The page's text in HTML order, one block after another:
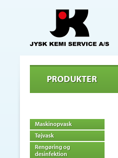
PRODUKTER
Maskinopvask
Tøjvask
Rengøring og
desinfektion